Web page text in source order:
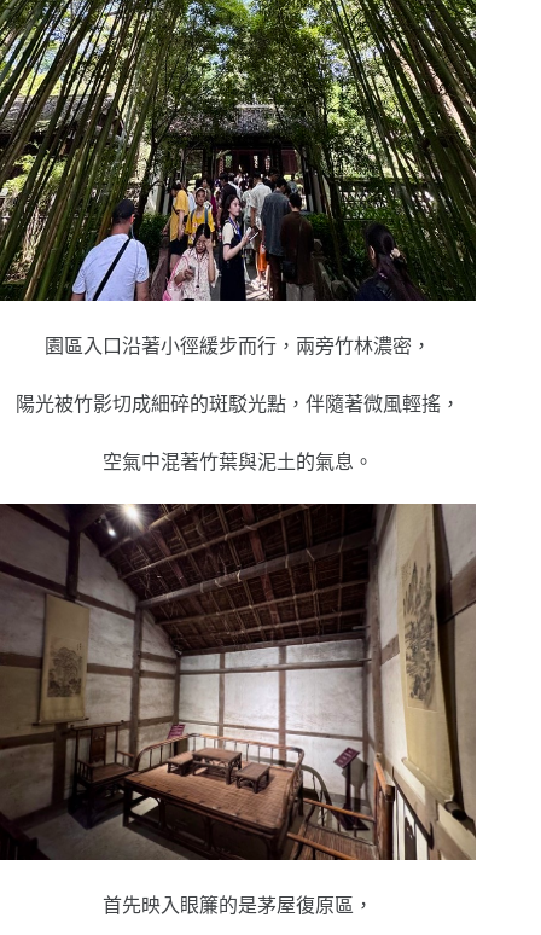
園區入口沿著小徑緩步而行，兩旁竹林濃密，
陽光被竹影切成細碎的斑駁光點，伴隨著微風輕搖，
空氣中混著竹葉與泥土的氣息。
首先映入眼簾的是茅屋復原區，